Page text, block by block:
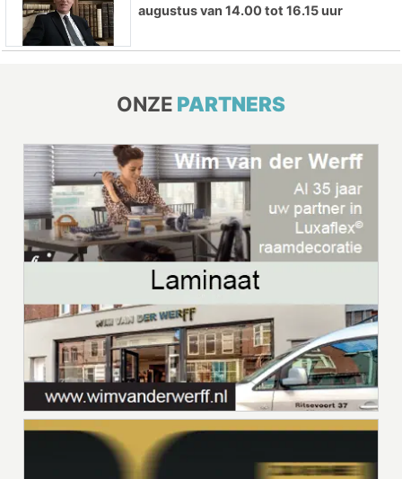
augustus van 14.00 tot 16.15 uur
ONZE PARTNERS